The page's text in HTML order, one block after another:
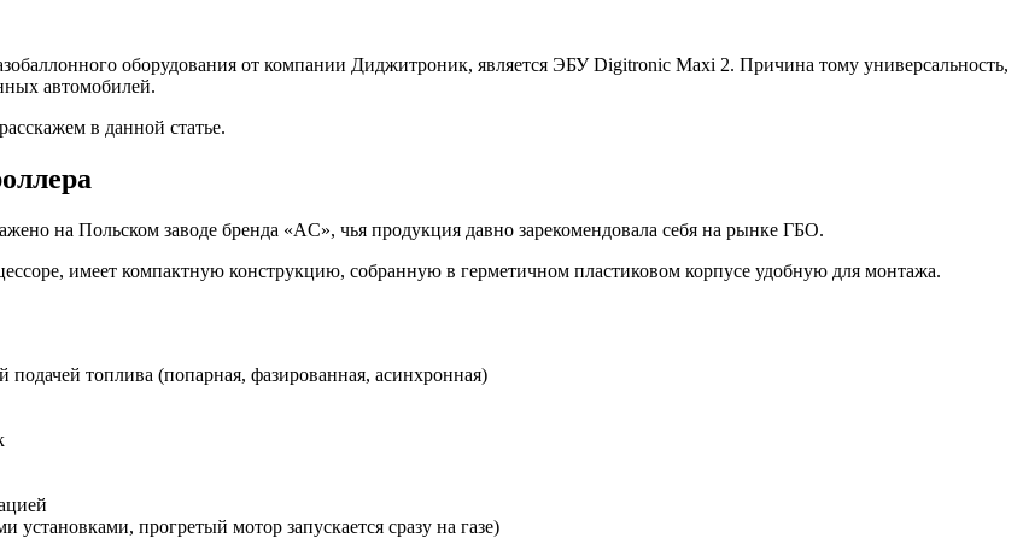
оборудования от компании Диджитроник, является ЭБУ Digitronic Maxi 2. Причина тому универсальность,
автомобилей.
в данной статье.
на Польском заводе бренда «AC», чья продукция давно зарекомендовала себя на рынке ГБО.
имеет компактную конструкцию, собранную в герметичном пластиковом корпусе удобную для монтажа.
подачей топлива (попарная, фазированная, асинхронная)
прогретый мотор запускается сразу на газе)